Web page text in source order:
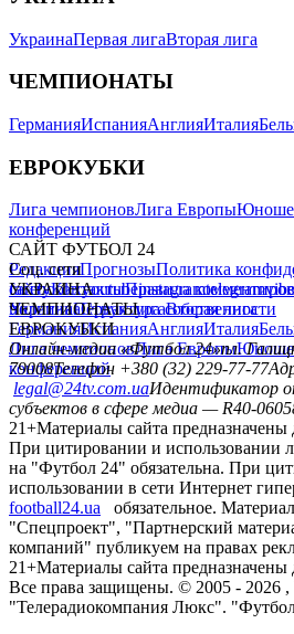
УкраинаПервая лигаВторая лига
ЧЕМПИОНАТЫ
ГерманияИспанияАнглияИталия
ЕВРОКУБКИ
Лига чемпионовЛига Европы
конференций
САЙТ ФУТБОЛ 24
РедакцияПрогнозыПолитика
сайтуКонтактыПравила
политикаСтруктура собственности
Соц. сети
facebookxyoutubeinstagramtelegram
УКРАИНА
УкраинаПервая лигаВторая лига
ЧЕМПИОНАТЫ
ГерманияИспанияАнглияИталия
ЕВРОКУБКИ
Лига чемпионовЛига Европы
конференций
Онлайн-медиа «Футбол 24»пл.
79008Телефон +380 (32) 229-77-77
legal@24tv.com.uaИдентификатор
субъектов в сфере медиа — R40-
21+Материалы сайта предназначены
При цитировании и использовании
на "Футбол 24" обязательна. При
использовании в сети Интернет
football24.ua
обязательное.
"Спецпроект", "Партнерский
компаний" публикуем на правах
21+Материалы сайта предназначены
Все права защищены. © 2005 - 2026
"Телерадиокомпания Люкс".